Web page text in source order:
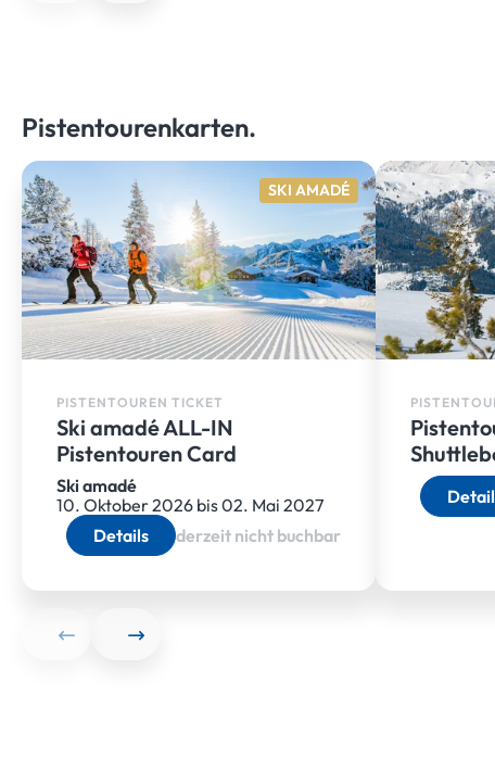
Pistentourenkarten.
SKI AMADÉ
PISTENTOUREN TICKET
Ski amadé ALL-IN
Pistentouren Card
Ski amadé
10. Oktober 2026 bis 02. Mai 2027
Details
derzeit nicht buchbar